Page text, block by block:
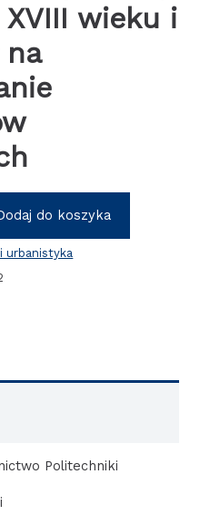
wieku i
do koszyka
urbanistyka
Politechniki